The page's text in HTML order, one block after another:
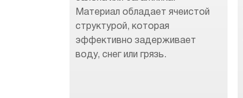
Материал обладает ячеистой
структурой, которая
эффективно задерживает
воду, снег или грязь.